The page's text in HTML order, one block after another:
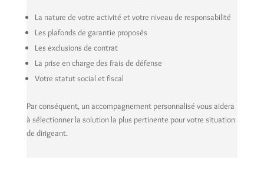
La nature de votre activité et votre niveau de responsabilité
Les plafonds de garantie proposés
Les exclusions de contrat
La prise en charge des frais de défense
Votre statut social et fiscal
Par conséquent, un accompagnement personnalisé vous aidera
à sélectionner la solution la plus pertinente pour votre situation
de dirigeant.